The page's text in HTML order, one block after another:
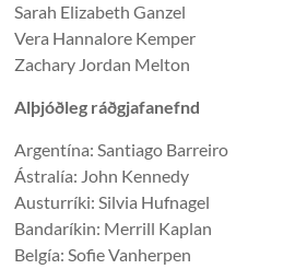
Sarah Elizabeth Ganzel
Vera Hannalore Kemper
Zachary Jordan Melton
Alþjóðleg ráðgjafanefnd
Argentína: Santiago Barreiro
Ástralía: John Kennedy
Austurríki: Silvia Hufnagel
Bandaríkin: Merrill Kaplan
Belgía: Sofie Vanherpen